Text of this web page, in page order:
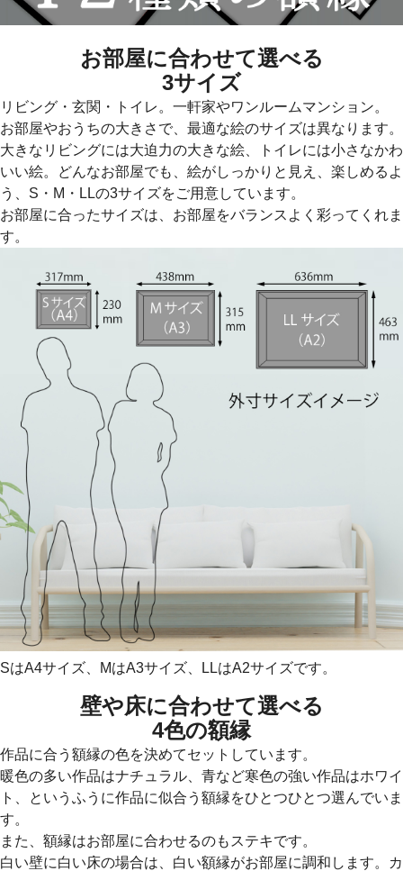
お部屋に合わせて選べる
3サイズ
リビング・玄関・トイレ。一軒家やワンルームマンション。
お部屋やおうちの大きさで、最適な絵のサイズは異なります。
大きなリビングには大迫力の大きな絵、トイレには小さなかわ
いい絵。どんなお部屋でも、絵がしっかりと見え、楽しめるよ
う、S・M・LLの3サイズをご用意しています。
お部屋に合ったサイズは、お部屋をバランスよく彩ってくれま
す。
SはA4サイズ、MはA3サイズ、LLはA2サイズです。
壁や床に合わせて選べる
4色の額縁
作品に合う額縁の色を決めてセットしています。
暖色の多い作品はナチュラル、青など寒色の強い作品はホワイ
ト、というふうに作品に似合う額縁をひとつひとつ選んでいま
す。
また、額縁はお部屋に合わせるのもステキです。
白い壁に白い床の場合は、白い額縁がお部屋に調和します。カ